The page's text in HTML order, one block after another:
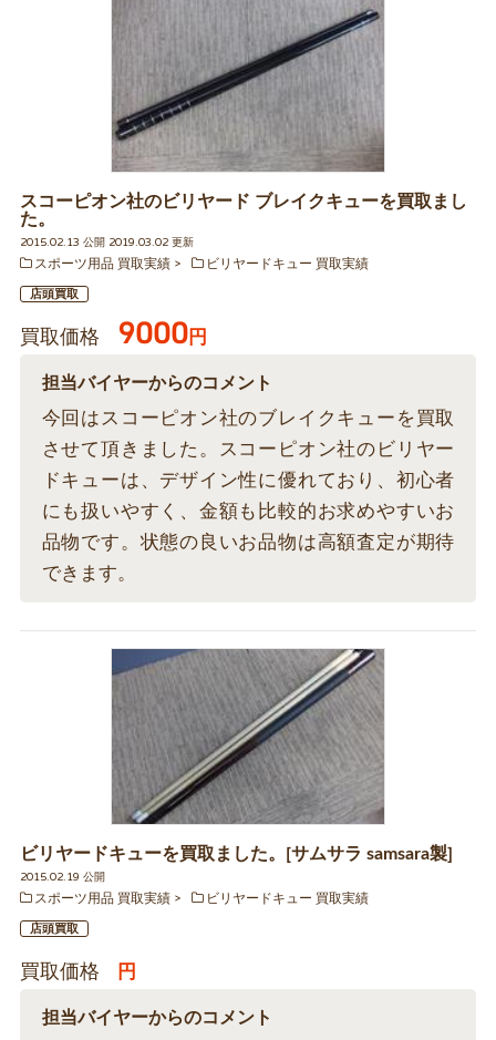
スコーピオン社のビリヤード ブレイクキューを買取まし
た。
2015.02.13 公開 2019.03.02 更新
スポーツ用品 買取実績
ビリヤードキュー 買取実績
店頭買取
買取価格 9000円
担当バイヤーからのコメント
今回はスコーピオン社のブレイクキューを買取
させて頂きました。スコーピオン社のビリヤー
ドキューは、デザイン性に優れており、初心者
にも扱いやすく、金額も比較的お求めやすいお
品物です。状態の良いお品物は高額査定が期待
できます。
ビリヤードキューを買取ました。[サムサラ samsara製]
2015.02.19 公開
スポーツ用品 買取実績
ビリヤードキュー 買取実績
店頭買取
買取価格 円
担当バイヤーからのコメント